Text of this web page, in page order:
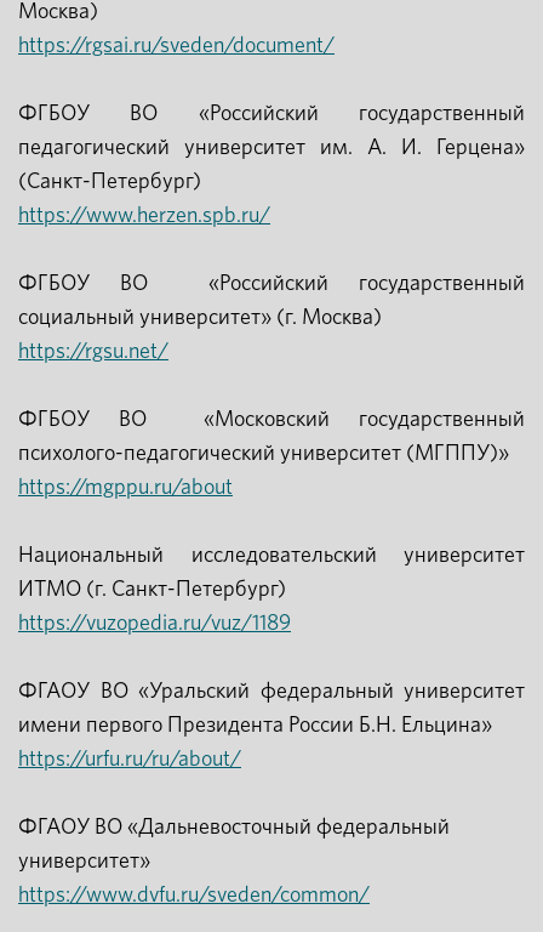
Москва)
https://rgsai.ru/sveden/document/
ФГБОУ ВО «Российский государственный
педагогический университет им. А. И. Герцена»
(Санкт-Петербург)
https://www.herzen.spb.ru/
ФГБОУ ВО «Российский государственный
социальный университет» (г. Москва)
https://rgsu.net/
ФГБОУ ВО «Московский государственный
психолого-педагогический университет (МГППУ)»
https://mgppu.ru/about
Национальный исследовательский университет
ИТМО (г. Санкт-Петербург)
https://vuzopedia.ru/vuz/1189
ФГАОУ ВО «Уральский федеральный университет
имени первого Президента России Б.Н. Ельцина»
https://urfu.ru/ru/about/
ФГАОУ ВО «Дальневосточный федеральный
университет»
https://www.dvfu.ru/sveden/common/